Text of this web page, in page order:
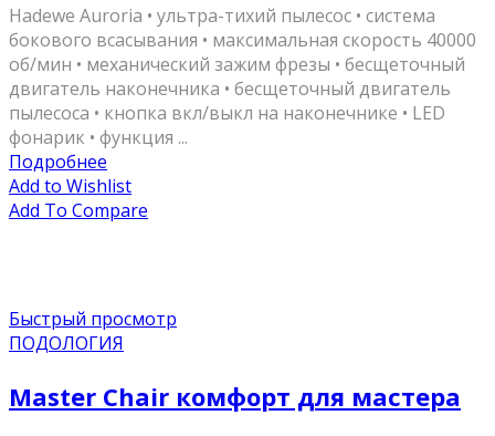
Hadewe Auroria • ультра-тихий пылесос • система
бокового всасывания • максимальная скорость 40000
об/мин • механический зажим фрезы • бесщеточный
двигатель наконечника • бесщеточный двигатель
пылесоса • кнопка вкл/выкл на наконечнике • LED
фонарик • функция ...
Подробнее
Add to Wishlist
Add To Compare
Быстрый просмотр
ПОДОЛОГИЯ
Master Chair комфорт для мастера